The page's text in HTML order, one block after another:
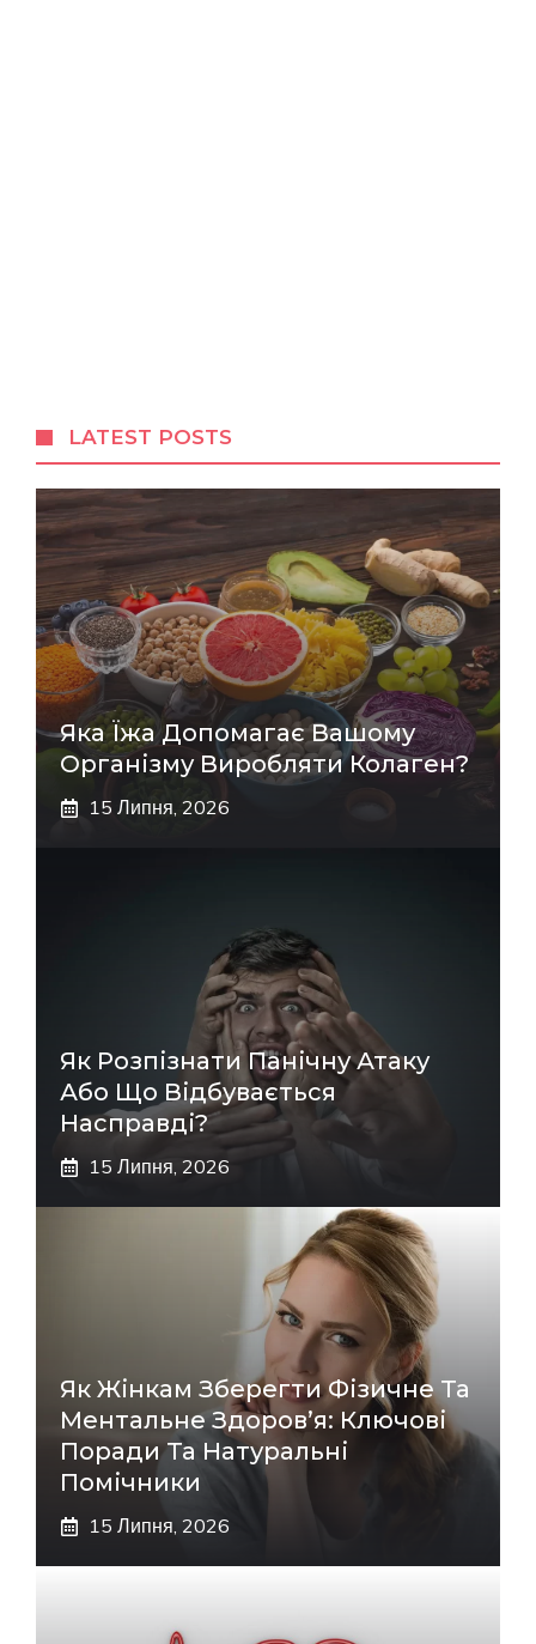
LATEST POSTS
Яка Їжа Допомагає Вашому
Організму Виробляти Колаген?
15 Липня, 2026
Як Розпізнати Панічну Атаку
Або Що Відбувається
Насправді?
15 Липня, 2026
Як Жінкам Зберегти Фізичне Та
Ментальне Здоров’я: Ключові
Поради Та Натуральні
Помічники
15 Липня, 2026